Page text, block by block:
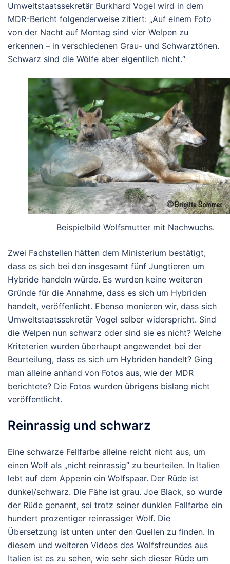
Umweltstaatssekretär Burkhard Vogel wird in dem
MDR-Bericht folgenderweise zitiert: „Auf einem Foto
von der Nacht auf Montag sind vier Welpen zu
erkennen – in verschiedenen Grau- und Schwarztönen.
Schwarz sind die Wölfe aber eigentlich nicht.“
Beispielbild Wolfsmutter mit Nachwuchs.
Zwei Fachstellen hätten dem Ministerium bestätigt,
dass es sich bei den insgesamt fünf Jungtieren um
Hybride handeln würde. Es wurden keine weiteren
Gründe für die Annahme, dass es sich um Hybriden
handelt, veröffenlicht. Ebenso monieren wir, dass sich
Umweltstaatssekretär Vogel selber widerspricht. Sind
die Welpen nun schwarz oder sind sie es nicht? Welche
Kriteterien wurden überhaupt angewendet bei der
Beurteilung, dass es sich um Hybriden handelt? Ging
man alleine anhand von Fotos aus, wie der MDR
berichtete? Die Fotos wurden übrigens bislang nicht
veröffentlicht.
Reinrassig und schwarz
Eine schwarze Fellfarbe alleine reicht nicht aus, um
einen Wolf als „nicht reinrassig“ zu beurteilen. In Italien
lebt auf dem Appenin ein Wolfspaar. Der Rüde ist
dunkel/schwarz. Die Fähe ist grau. Joe Black, so wurde
der Rüde genannt, sei trotz seiner dunklen Fallfarbe ein
hundert prozentiger reinrassiger Wolf. Die
Übersetzung ist unten unter den Quellen zu finden. In
diesem und weiteren Videos des Wolfsfreundes aus
Italien ist es zu sehen, wie sehr sich dieser Rüde um